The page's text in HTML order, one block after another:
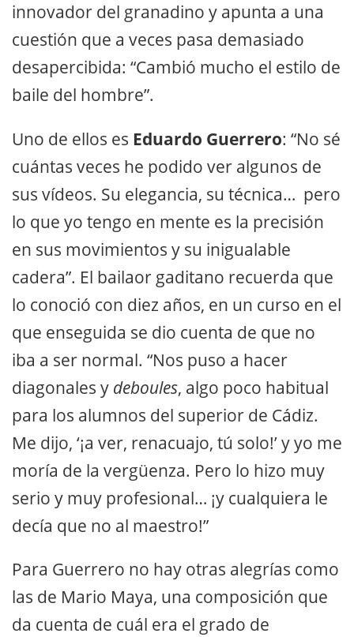
innovador del granadino y apunta a una
cuestión que a veces pasa demasiado
desapercibida: “Cambió mucho el estilo de
baile del hombre”.
Uno de ellos es Eduardo Guerrero: “No sé
cuántas veces he podido ver algunos de
sus vídeos. Su elegancia, su técnica… pero
lo que yo tengo en mente es la precisión
en sus movimientos y su inigualable
cadera”. El bailaor gaditano recuerda que
lo conoció con diez años, en un curso en el
que enseguida se dio cuenta de que no
iba a ser normal. “Nos puso a hacer
diagonales y deboules, algo poco habitual
para los alumnos del superior de Cádiz.
Me dijo, ‘¡a ver, renacuajo, tú solo!’ y yo me
moría de la vergüenza. Pero lo hizo muy
serio y muy profesional… ¡y cualquiera le
decía que no al maestro!”
Para Guerrero no hay otras alegrías como
las de Mario Maya, una composición que
da cuenta de cuál era el grado de